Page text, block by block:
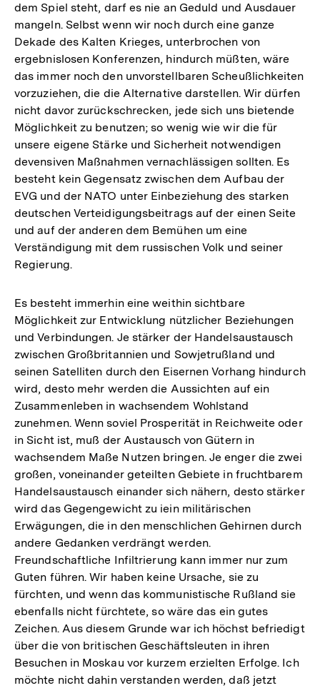
dem Spiel steht, darf es nie an Geduld und Ausdauer
mangeln. Selbst wenn wir noch durch eine ganze
Dekade des Kalten Krieges, unterbrochen von
ergebnislosen Konferenzen, hindurch müßten, wäre
das immer noch den unvorstellbaren Scheußlichkeiten
vorzuziehen, die die Alternative darstellen. Wir dürfen
nicht davor zurückschrecken, jede sich uns bietende
Möglichkeit zu benutzen; so wenig wie wir die für
unsere eigene Stärke und Sicherheit notwendigen
devensiven Maßnahmen vernachlässigen sollten. Es
besteht kein Gegensatz zwischen dem Aufbau der
EVG und der NATO unter Einbeziehung des starken
deutschen Verteidigungsbeitrags auf der einen Seite
und auf der anderen dem Bemühen um eine
Verständigung mit dem russischen Volk und seiner
Regierung.
Es besteht immerhin eine weithin sichtbare
Möglichkeit zur Entwicklung nützlicher Beziehungen
und Verbindungen. Je stärker der Handelsaustausch
zwischen Großbritannien und Sowjetrußland und
seinen Satelliten durch den Eisernen Vorhang hindurch
wird, desto mehr werden die Aussichten auf ein
Zusammenleben in wachsendem Wohlstand
zunehmen. Wenn soviel Prosperität in Reichweite oder
in Sicht ist, muß der Austausch von Gütern in
wachsendem Maße Nutzen bringen. Je enger die zwei
großen, voneinander geteilten Gebiete in fruchtbarem
Handelsaustausch einander sich nähern, desto stärker
wird das Gegengewicht zu iein militärischen
Erwägungen, die in den menschlichen Gehirnen durch
andere Gedanken verdrängt werden.
Freundschaftliche Infiltrierung kann immer nur zum
Guten führen. Wir haben keine Ursache, sie zu
fürchten, und wenn das kommunistische Rußland sie
ebenfalls nicht fürchtete, so wäre das ein gutes
Zeichen. Aus diesem Grunde war ich höchst befriedigt
über die von britischen Geschäftsleuten in ihren
Besuchen in Moskau vor kurzem erzielten Erfolge. Ich
möchte nicht dahin verstanden werden, daß jetzt